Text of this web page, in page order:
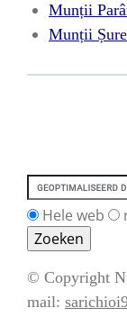
Munții
Munții
Hele web
© Copyright
mail: